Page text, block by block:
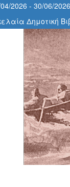
2026 - 30/06/
Δημοτική